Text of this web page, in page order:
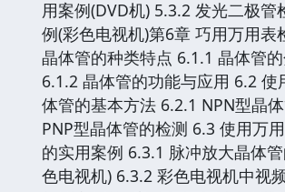
用案例(DVD机) 5.3.2 发光二极管
例(彩色电视机)第6章 巧用万用表
晶体管的种类特点 6.1.1 晶体管
6.1.2 晶体管的功能与应用 6.2 使
体管的基本方法 6.2.1 NPN型晶
PNP型晶体管的检测 6.3 使用万
的实用案例 6.3.1 脉冲放大晶体
色电视机) 6.3.2 彩色电视机中视